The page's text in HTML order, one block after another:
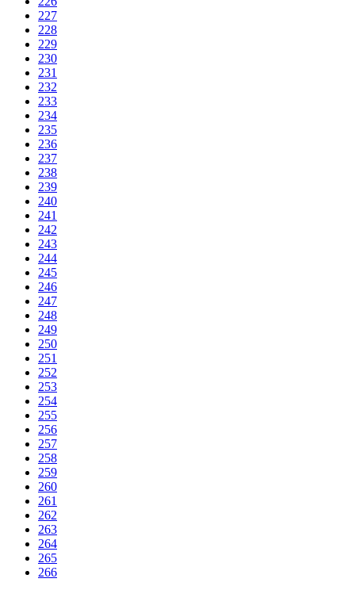
227
228
229
230
231
232
233
234
235
236
237
238
239
240
241
242
243
244
245
246
247
248
249
250
251
252
253
254
255
256
257
258
259
260
261
262
263
264
265
266